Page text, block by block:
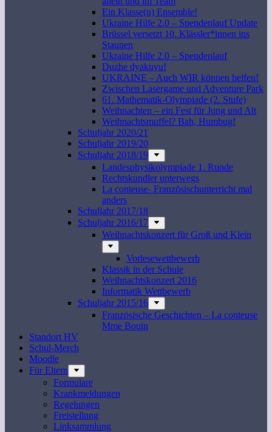
Ein Klasse(n) Ensemble!
Ukraine Hilfe 2.0 – Spendenlauf Update
Brüssel versetzt 10. Klässler*innen ins
Staunen
Ukraine Hilfe 2.0 – Spendenlauf
Duzhe dyakuyu!
UKRAINE – Auch WIR können helfen!
Zwischen Lasergame und Adventure Park
61. Mathematik-Olympiade (2. Stufe)
Weihnachten – ein Fest für Jung und Alt
Weihnachtsmuffel? Bah, Humbug!
Schuljahr 2020/21
Schuljahr 2019/20
Schuljahr 2018/19
Landesphysikolympiade 1. Runde
Rechtskundler unterwegs
La conteuse- Französischunterricht mal
anders
Schuljahr 2017/18
Schuljahr 2016/17
Weihnachtskonzert für Groß und Klein
Vorlesewettbewerb
Klassik in der Schule
Weihnachtskonzert 2016
Informatik Wettbewerb
Schuljahr 2015/16
Französische Geschichten – La conteuse
Mme Bouin
Standort HV
Schul-Merch
Moodle
Für Eltern
Formulare
Krankmeldungen
Regelungen
Freistellung
Linksammlung